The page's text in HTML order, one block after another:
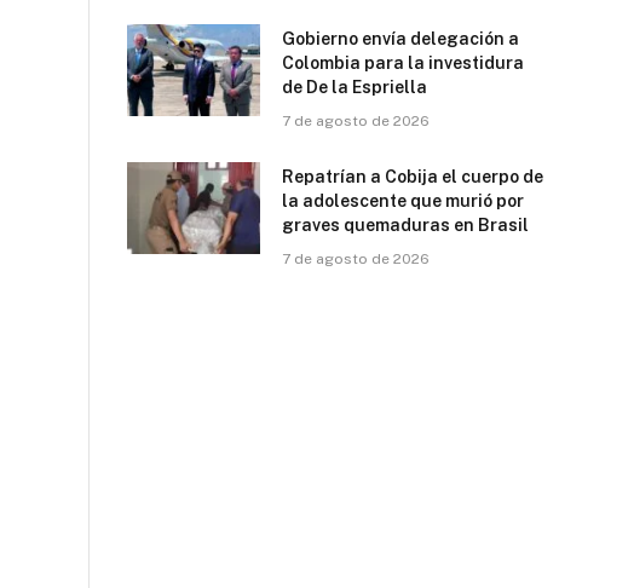
Gobierno envía delegación a
Colombia para la investidura
de De la Espriella
7 de agosto de 2026
Repatrían a Cobija el cuerpo de
la adolescente que murió por
graves quemaduras en Brasil
7 de agosto de 2026